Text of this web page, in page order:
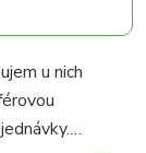
u nich